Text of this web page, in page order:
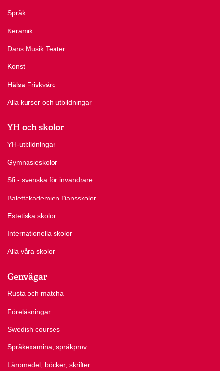
Språk
Keramik
Dans Musik Teater
Konst
Hälsa Friskvård
Alla kurser och utbildningar
YH och skolor
YH-utbildningar
Gymnasieskolor
Sfi - svenska för invandrare
Balettakademien Dansskolor
Estetiska skolor
Internationella skolor
Alla våra skolor
Genvägar
Rusta och matcha
Föreläsningar
Swedish courses
Språkexamina, språkprov
Läromedel, böcker, skrifter